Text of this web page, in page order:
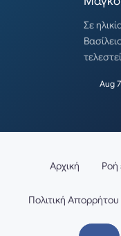
Σε
Aug 7
Αρχική Ροή
Πολιτική Απορρήτου